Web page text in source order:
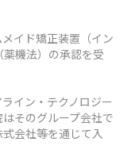
イド矯正装置（イン
機法）の承認を受
イン・テクノロジー
そのグループ会社で
会社等を通じて入